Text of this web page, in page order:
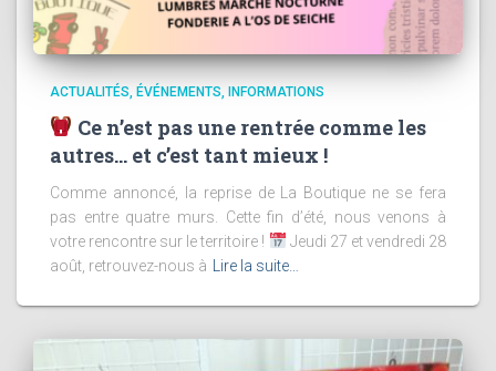
ACTUALITÉS ÉVÉNEMENTS INFORMATIONS
Ce n’est pas une rentrée comme les
autres… et c’est tant mieux !
Comme annoncé, la reprise de La Boutique ne se fera
pas entre quatre murs. Cette fin d’été, nous venons à
votre rencontre sur le territoire !
Jeudi 27 et vendredi 28
août, retrouvez-nous à
Lire la suite…